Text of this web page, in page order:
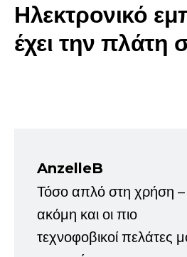
Ηλεκτρονικό
έχει την πλάτη
AnzelleB
Τόσο απλό στη χρήση –
ακόμη και οι πιο
τεχνοφοβικοί πελάτες